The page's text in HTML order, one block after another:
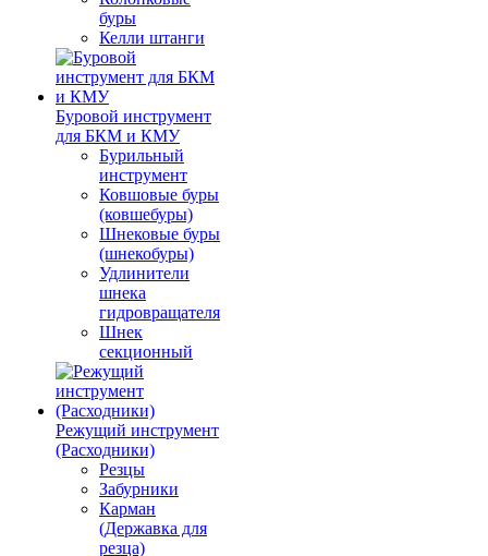
буры
Келли штанги
Буровой инструмент
для БКМ и КМУ
Бурильный
инструмент
Ковшовые буры
(ковшебуры)
Шнековые буры
(шнекобуры)
Удлинители
шнека
гидровращателя
Шнек
секционный
Режущий инструмент
(Расходники)
Резцы
Забурники
Карман
(Державка для
резца)